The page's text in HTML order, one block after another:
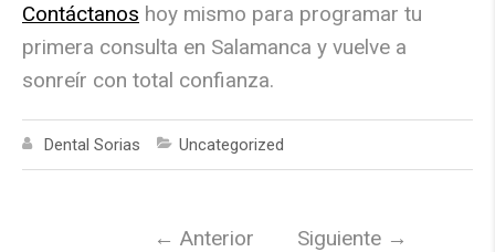
Contáctanos hoy mismo para programar tu
primera consulta en Salamanca y vuelve a
sonreír con total confianza.
Dental Sorias Uncategorized
← Anterior Siguiente →